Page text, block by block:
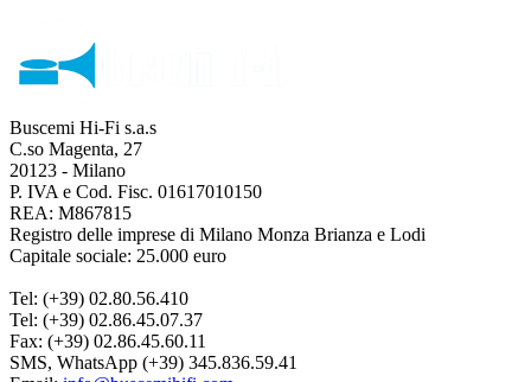
Buscemi Hi-Fi s.a.s
C.so Magenta, 27
20123 - Milano
P. IVA e Cod. Fisc. 01617010150
REA: M867815
Registro delle imprese di Milano Monza Brianza e Lodi
Capitale sociale: 25.000 euro
Tel: (+39) 02.80.56.410
Tel: (+39) 02.86.45.07.37
Fax: (+39) 02.86.45.60.11
SMS, WhatsApp (+39) 345.836.59.41